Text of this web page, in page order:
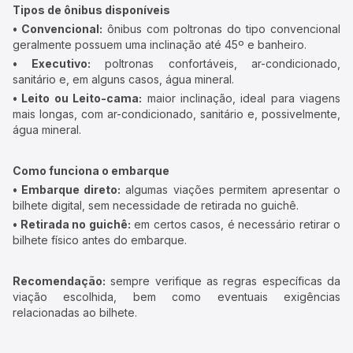
Tipos de ônibus disponíveis
• Convencional: ônibus com poltronas do tipo convencional
geralmente possuem uma inclinação até 45º e banheiro.
• Executivo: poltronas confortáveis, ar-condicionado,
sanitário e, em alguns casos, água mineral.
• Leito ou Leito-cama: maior inclinação, ideal para viagens
mais longas, com ar-condicionado, sanitário e, possivelmente,
água mineral.
Como funciona o embarque
• Embarque direto: algumas viações permitem apresentar o
bilhete digital, sem necessidade de retirada no guichê.
• Retirada no guichê: em certos casos, é necessário retirar o
bilhete físico antes do embarque.
Recomendação: sempre verifique as regras específicas da
viação escolhida, bem como eventuais exigências
relacionadas ao bilhete.